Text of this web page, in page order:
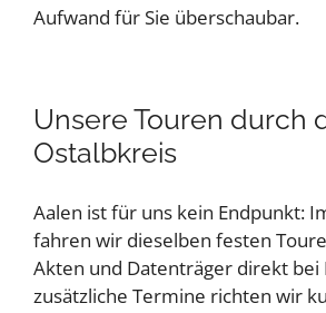
Aufwand für Sie überschaubar.
Unsere Touren durch
Ostalbkreis
Aalen ist für uns kein Endpunkt:
fahren wir dieselben festen
Akten und Datenträger direkt bei
zusätzliche Termine richten wir